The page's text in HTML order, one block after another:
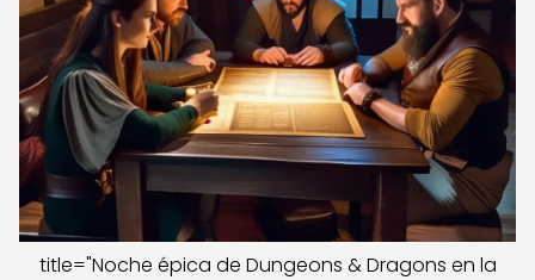
title="Noche épica de Dungeons & Dragons en la